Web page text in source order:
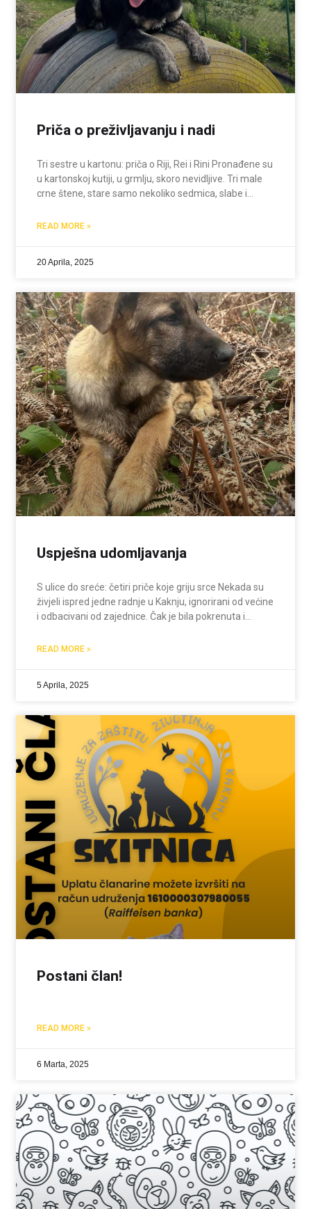
Priča o preživljavanju i nadi
Tri sestre u kartonu: priča o Riji, Rei i Rini Pronađene su
u kartonskoj kutiji, u grmlju, skoro nevidljive. Tri male
crne štene, stare samo nekoliko sedmica, slabe i
Članovi Udruženja Skitnica
READ MORE »
20 Aprila, 2025
Uspješna udomljavanja
S ulice do sreće: četiri priče koje griju srce Nekada su
živjeli ispred jedne radnje u Kaknju, ignorirani od većine
i odbacivani od zajednice. Čak je bila pokrenuta i
READ MORE »
5 Aprila, 2025
Postani član!
READ MORE »
6 Marta, 2025